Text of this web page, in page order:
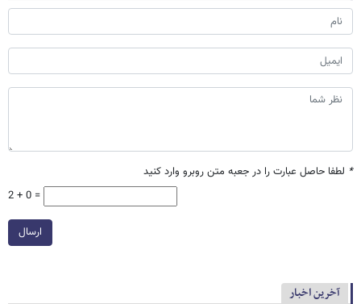
* لطفا حاصل عبارت را در جعبه متن روبرو وارد کنید
2 + 0 =
ارسال
آخرین اخبار